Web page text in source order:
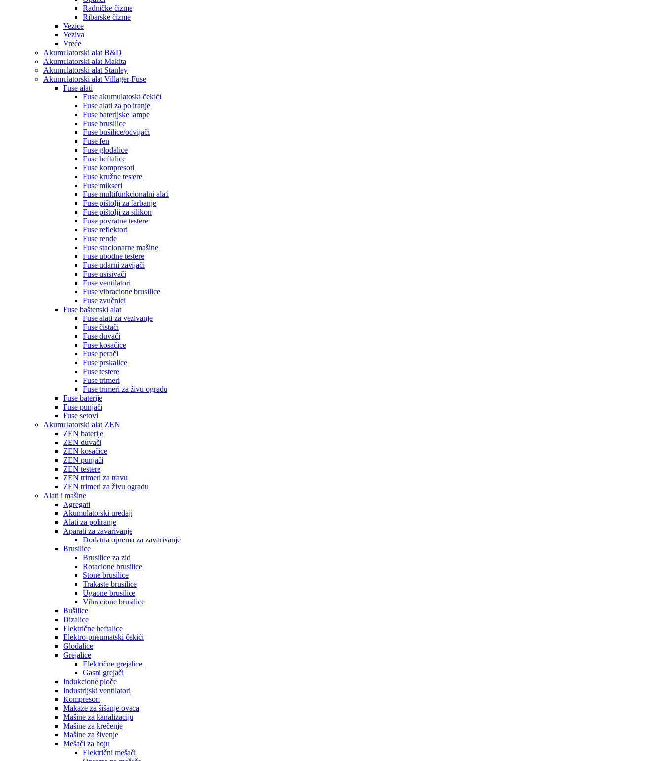
Radničke čizme
Ribarske čizme
Vezice
Veziva
Vreće
Akumulatorski alat B&D
Akumulatorski alat Makita
Akumulatorski alat Stanley
Akumulatorski alat Villager-Fuse
Fuse alati
Fuse akumulatoski čekići
Fuse alati za poliranje
Fuse baterijske lampe
Fuse brusilice
Fuse bušilice/odvijači
Fuse fen
Fuse glodalice
Fuse heftalice
Fuse kompresori
Fuse kružne testere
Fuse mikseri
Fuse multifunkcionalni alati
Fuse pištolji za farbanje
Fuse pištolji za silikon
Fuse povratne testere
Fuse reflektori
Fuse rende
Fuse stacionarne mašine
Fuse ubodne testere
Fuse udarni zavijači
Fuse usisivači
Fuse ventilatori
Fuse vibracione brusilice
Fuse zvučnici
Fuse baštenski alat
Fuse alati za vezivanje
Fuse čistači
Fuse duvači
Fuse kosačice
Fuse perači
Fuse prskalice
Fuse testere
Fuse trimeri
Fuse trimeri za živu ogradu
Fuse baterije
Fuse punjači
Fuse setovi
Akumulatorski alat ZEN
ZEN baterije
ZEN duvači
ZEN kosačice
ZEN punjači
ZEN testere
ZEN trimeri za travu
ZEN trimeri za živu ogradu
Alati i mašine
Agregati
Akumulatorski uređaji
Alati za poliranje
Aparati za zavarivanje
Dodatna oprema za zavarivanje
Brusilice
Brusilice za zid
Rotacione brusilice
Stone brusilice
Trakaste brusilice
Ugaone brusilice
Vibracione brusilice
Bušilice
Dizalice
Električne heftalice
Elektro-pneumatski čekići
Glodalice
Grejalice
Električne grejalice
Gasni grejači
Indukcione ploče
Industrijski ventilatori
Kompresori
Makaze za šišanje ovaca
Mašine za kanalizaciju
Mašine za krečenje
Mašine za šivenje
Mešači za boju
Električni mešači